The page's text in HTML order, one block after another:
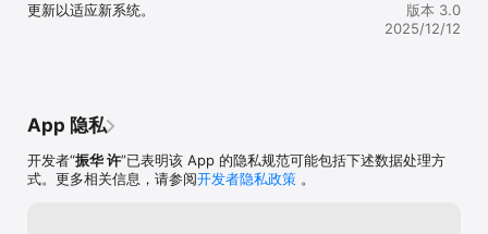
更新以适应新系统。
版本 3.0
2025/12/12
App 隐私
开发者“振华 许”已表明该 App 的隐私规范可能包括下述数据处理方
式。更多相关信息，请参阅开发者隐私政策 。